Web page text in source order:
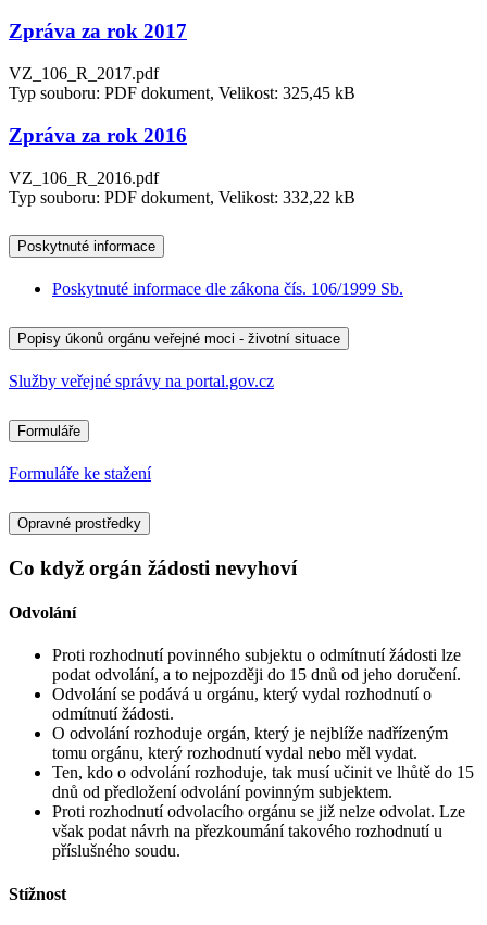
Zpráva za rok 2017
VZ_106_R_2017.pdf
Typ souboru: PDF dokument, Velikost: 325,45 kB
Zpráva za rok 2016
VZ_106_R_2016.pdf
Typ souboru: PDF dokument, Velikost: 332,22 kB
Poskytnuté informace
Poskytnuté informace dle zákona čís. 106/1999 Sb.
Popisy úkonů orgánu veřejné moci - životní situace
Služby veřejné správy na portal.gov.cz
Formuláře
Formuláře ke stažení
Opravné prostředky
Co když orgán žádosti nevyhoví
Odvolání
Proti rozhodnutí povinného subjektu o odmítnutí žádosti lze
podat odvolání, a to nejpozději do 15 dnů od jeho doručení.
Odvolání se podává u orgánu, který vydal rozhodnutí o
odmítnutí žádosti.
O odvolání rozhoduje orgán, který je nejblíže nadřízeným
tomu orgánu, který rozhodnutí vydal nebo měl vydat.
Ten, kdo o odvolání rozhoduje, tak musí učinit ve lhůtě do 15
dnů od předložení odvolání povinným subjektem.
Proti rozhodnutí odvolacího orgánu se již nelze odvolat. Lze
však podat návrh na přezkoumání takového rozhodnutí u
příslušného soudu.
Stížnost